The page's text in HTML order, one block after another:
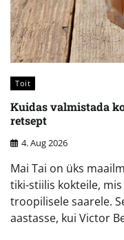
Toit
Kuidas valmistada
retsept
4. Aug 2026
Mai Tai on üks
tiki-stiilis kokteile,
troopilisele saarele.
aastasse, kui Victor